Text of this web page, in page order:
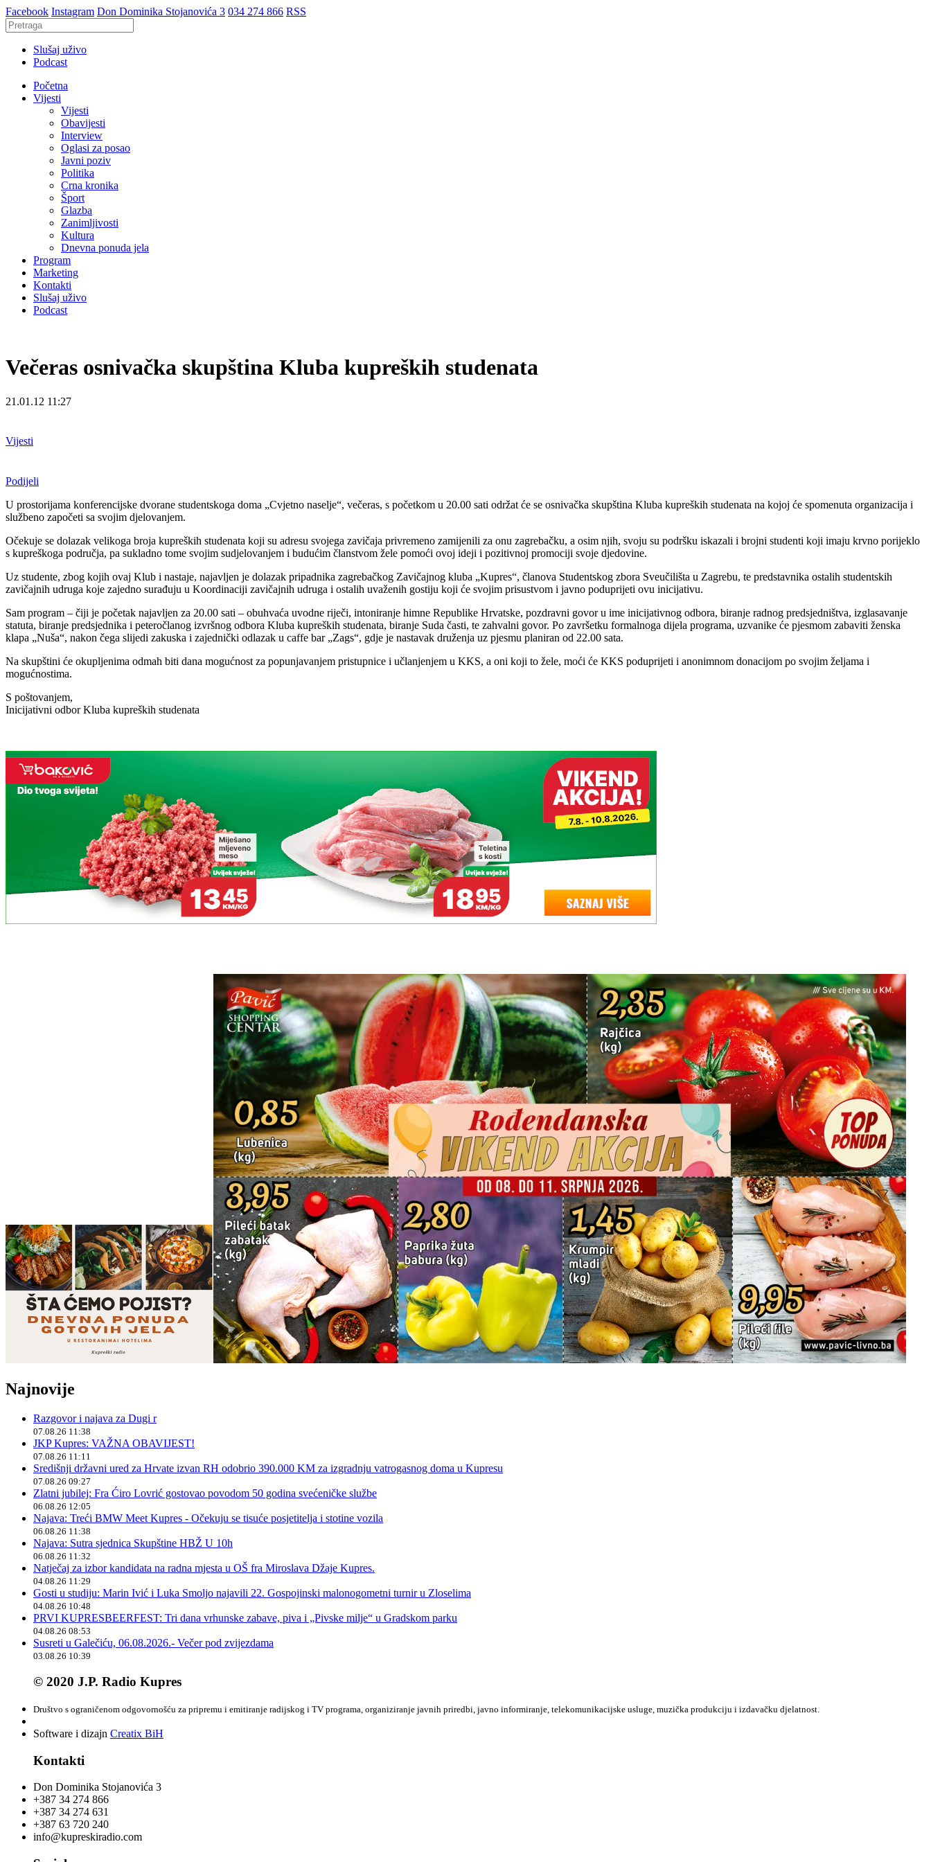
Facebook Instagram Don Dominika Stojanovića 3 034 274 866 RSS
Slušaj uživo
Podcast
Početna
Vijesti
Vijesti
Obavijesti
Interview
Oglasi za posao
Javni poziv
Politika
Crna kronika
Šport
Glazba
Zanimljivosti
Kultura
Dnevna ponuda jela
Program
Marketing
Kontakti
Slušaj uživo
Podcast
Večeras osnivačka skupština Kluba kupreških studenata
21.01.12 11:27
Vijesti
Podijeli
U prostorijama konferencijske dvorane studentskoga doma „Cvjetno naselje“, večeras, s početkom u 20.00 sati održat će se osnivačka skupština Kluba kupreških studenata na kojoj će spomenuta organizacija i
službeno započeti sa svojim djelovanjem.
Očekuje se dolazak velikoga broja kupreških studenata koji su adresu svojega zavičaja privremeno zamijenili za onu zagrebačku, a osim njih, svoju su podršku iskazali i brojni studenti koji imaju krvno porijeklo
s kupreškoga područja, pa sukladno tome svojim sudjelovanjem i budućim članstvom žele pomoći ovoj ideji i pozitivnoj promociji svoje djedovine.
Uz studente, zbog kojih ovaj Klub i nastaje, najavljen je dolazak pripadnika zagrebačkog Zavičajnog kluba „Kupres“, članova Studentskog zbora Sveučilišta u Zagrebu, te predstavnika ostalih studentskih
zavičajnih udruga koje zajedno surađuju u Koordinaciji zavičajnih udruga i ostalih uvaženih gostiju koji će svojim prisustvom i javno poduprijeti ovu inicijativu.
Sam program – čiji je početak najavljen za 20.00 sati – obuhvaća uvodne riječi, intoniranje himne Republike Hrvatske, pozdravni govor u ime inicijativnog odbora, biranje radnog predsjedništva, izglasavanje
statuta, biranje predsjednika i peteročlanog izvršnog odbora Kluba kupreških studenata, biranje Suda časti, te zahvalni govor. Po završetku formalnoga dijela programa, uzvanike će pjesmom zabaviti ženska
klapa „Nuša“, nakon čega slijedi zakuska i zajednički odlazak u caffe bar „Zags“, gdje je nastavak druženja uz pjesmu planiran od 22.00 sata.
Na skupštini će okupljenima odmah biti dana mogućnost za popunjavanjem pristupnice i učlanjenjem u KKS, a oni koji to žele, moći će KKS poduprijeti i anonimnom donacijom po svojim željama i
mogućnostima.
S poštovanjem,
Inicijativni odbor Kluba kupreških studenata
Najnovije
Razgovor i najava za Dugi r
07.08.26 11:38
JKP Kupres: VAŽNA OBAVIJEST!
07.08.26 11:11
Središnji državni ured za Hrvate izvan RH odobrio 390.000 KM za izgradnju vatrogasnog doma u Kupresu
07.08.26 09:27
Zlatni jubilej: Fra Ćiro Lovrić gostovao povodom 50 godina svećeničke službe
06.08.26 12:05
Najava: Treći BMW Meet Kupres - Očekuju se tisuće posjetitelja i stotine vozila
06.08.26 11:38
Najava: Sutra sjednica Skupštine HBŽ U 10h
06.08.26 11:32
Natječaj za izbor kandidata na radna mjesta u OŠ fra Miroslava Džaje Kupres.
04.08.26 11:29
Gosti u studiju: Marin Ivić i Luka Smoljo najavili 22. Gospojinski malonogometni turnir u Zloselima
04.08.26 10:48
PRVI KUPRESBEERFEST: Tri dana vrhunske zabave, piva i „Pivske milje“ u Gradskom parku
04.08.26 08:53
Susreti u Galečiću, 06.08.2026.- Večer pod zvijezdama
03.08.26 10:39
© 2020 J.P. Radio Kupres
Društvo s ograničenom odgovornošću za pripremu i emitiranje radijskog i TV programa, organiziranje javnih priredbi, javno informiranje, telekomunikacijske usluge, muzička produkciju i izdavačku djelatnost.
Software i dizajn Creatix BiH
Kontakti
Don Dominika Stojanovića 3
+387 34 274 866
+387 34 274 631
+387 63 720 240
info@kupreskiradio.com